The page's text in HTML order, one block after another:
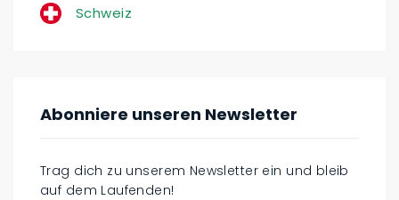
Schweiz
Abonniere unseren Newsletter
Trag dich zu unserem Newsletter ein und bleib
auf dem Laufenden!